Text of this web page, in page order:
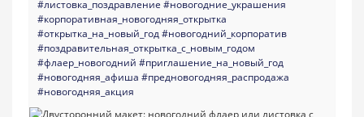
#листовка_поздравление #новогодние_украшения
#корпоративная_новогодняя_открытка
#открытка_на_новый_год#новогодний_корпоратив
#поздравительная_открытка_с_новым_годом
#флаер_новогодний #приглашение_на_новый_год
#новогодняя_афиша #предновогодняя_распродажа
#новогодняя_акция